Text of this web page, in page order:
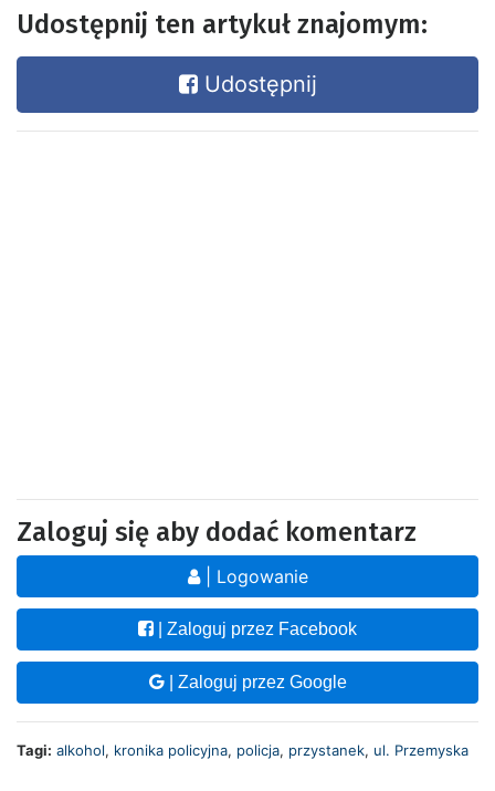
Udostępnij ten artykuł znajomym:
Udostępnij
Zaloguj się aby dodać komentarz
| Logowanie
| Zaloguj przez Facebook
| Zaloguj przez Google
Tagi: alkohol, kronika policyjna, policja, przystanek, ul. Przemyska